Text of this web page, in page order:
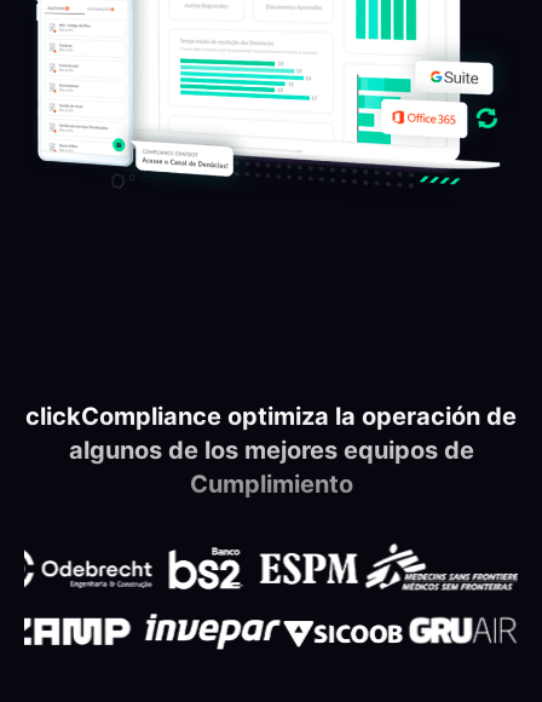
clickCompliance optimiza la operación de
algunos de los mejores equipos de
Cumplimiento